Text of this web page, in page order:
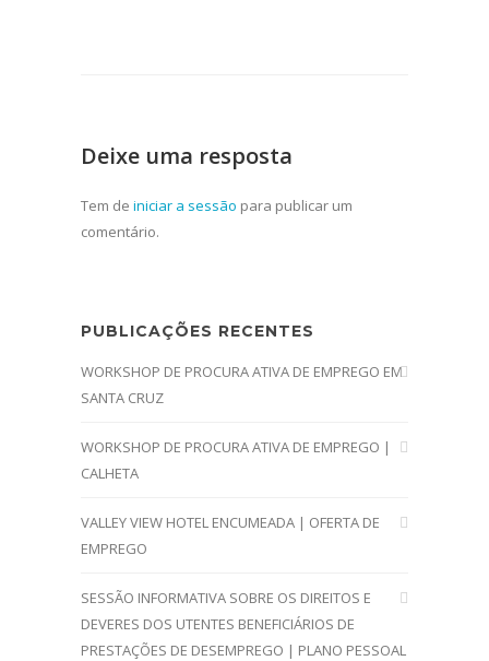
Deixe uma resposta
Tem de iniciar a sessão para publicar um
comentário.
PUBLICAÇÕES RECENTES
WORKSHOP DE PROCURA ATIVA DE EMPREGO EM
SANTA CRUZ
WORKSHOP DE PROCURA ATIVA DE EMPREGO |
CALHETA
VALLEY VIEW HOTEL ENCUMEADA | OFERTA DE
EMPREGO
SESSÃO INFORMATIVA SOBRE OS DIREITOS E
DEVERES DOS UTENTES BENEFICIÁRIOS DE
PRESTAÇÕES DE DESEMPREGO | PLANO PESSOAL